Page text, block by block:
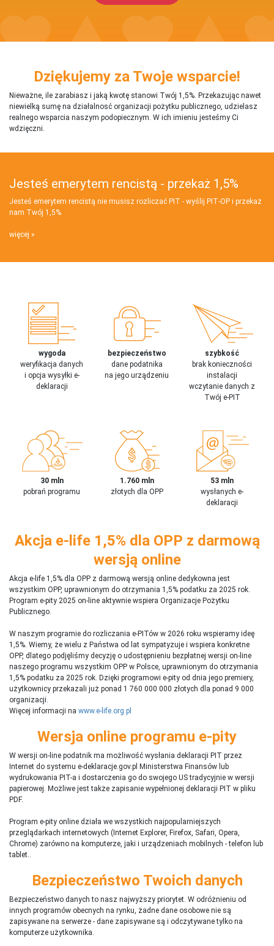
Dziękujemy za Twoje wsparcie!
Nieważne, ile zarabiasz i jaką kwotę stanowi Twój 1,5%. Przekazując nawet
niewielką sumę na działalnosć organizacji pożytku publicznego, udzielasz
realnego wsparcia naszym podopiecznym. W ich imieniu jesteśmy Ci
wdzięczni.
Jesteś emerytem rencistą - przekaż 1,5%
Jesteś emerytem rencistą nie musisz rozliczać PIT - wyślij PIT‑OP i przekaż
nam Twój 1,5%
więcej
wygoda
weryfikacja danych
i opcja wysyłki e-
deklaracji
bezpieczeństwo
dane podatnika
na jego urządzeniu
szybkość
brak konieczności
instalacji
wczytanie danych z
Twój e-PIT
30 mln
pobrań programu
1.760 mln
złotych dla OPP
53 mln
wysłanych e-
deklaracji
Akcja e-life 1,5% dla OPP z darmową
wersją online
Akcja e-life 1,5% dla OPP z darmową wersją online dedykowna jest
wszystkim OPP, uprawnionym do otrzymania 1,5% podatku za 2025 rok.
Program e-pity 2025 on-line aktywnie wspiera Organizacje Pożytku
Publicznego.
W naszym programie do rozliczania e-PITów w 2026 roku wspieramy ideę
1,5%. Wiemy, że wielu z Państwa od lat sympatyzuje i wspiera konkretne
OPP, dlatego podjęliśmy decyzję o udostępnieniu bezpłatnej wersji on-line
naszego programu wszystkim OPP w Polsce, uprawnionym do otrzymania
1,5% podatku za 2025 rok. Dzięki programowi e-pity od dnia jego premiery,
użytkownicy przekazali już ponad 1 760 000 000 złotych dla ponad 9 000
organizacji.
Więcej informacji na www.e-life.org.pl
Wersja online programu e-pity
W wersji on-line podatnik ma możliwość wysłania deklaracji PIT przez
Internet do systemu e-deklaracje.gov.pl Ministerstwa Finansów lub
wydrukowania PIT-a i dostarczenia go do swojego US tradycyjnie w wersji
papierowej. Możliwe jest także zapisanie wypełnionej deklaracji PIT w pliku
PDF.
Program e-pity online działa we wszystkich najpopularniejszych
przeglądarkach internetowych (Internet Explorer, Firefox, Safari, Opera,
Chrome) zarówno na komputerze, jaki i urządzeniach mobilnych - telefon lub
tablet..
Bezpieczeństwo Twoich danych
Bezpieczeństwo danych to nasz najwyższy priorytet. W odróżnieniu od
innych programów obecnych na rynku, żadne dane osobowe nie są
zapisywane na serwerze - dane zapisywane są i odczytywane tylko na
komputerze użytkownika.